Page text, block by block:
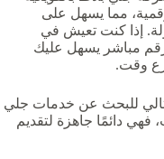
مما يسهل على
إذا كنت تعيش في
رقم مباشر يسهل عليك
وقت.
للبحث عن خدمات جلي
فهي دائمًا جاهزة لتقديم